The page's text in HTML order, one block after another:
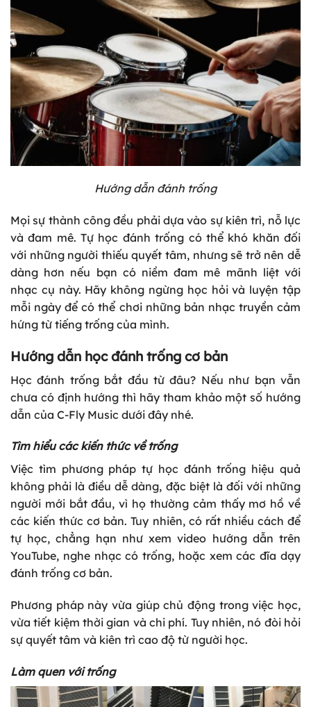
Hướng dẫn đánh trống
Mọi sự thành công đều phải dựa vào sự kiên trì, nỗ lực
và đam mê. Tự học đánh trống có thể khó khăn đối
với những người thiếu quyết tâm, nhưng sẽ trở nên dễ
dàng hơn nếu bạn có niềm đam mê mãnh liệt với
nhạc cụ này. Hãy không ngừng học hỏi và luyện tập
mỗi ngày để có thể chơi những bản nhạc truyền cảm
hứng từ tiếng trống của mình.
Hướng dẫn học đánh trống cơ bản
Học đánh trống bắt đầu từ đâu? Nếu như bạn vẫn
chưa có định hướng thì hãy tham khảo một số hướng
dẫn của C-Fly Music dưới đây nhé.
Tìm hiểu các kiến thức về trống
Việc tìm phương pháp tự học đánh trống hiệu quả
không phải là điều dễ dàng, đặc biệt là đối với những
người mới bắt đầu, vì họ thường cảm thấy mơ hồ về
các kiến thức cơ bản. Tuy nhiên, có rất nhiều cách để
tự học, chẳng hạn như xem video hướng dẫn trên
YouTube, nghe nhạc có trống, hoặc xem các đĩa dạy
đánh trống cơ bản.
Phương pháp này vừa giúp chủ động trong việc học,
vừa tiết kiệm thời gian và chi phí. Tuy nhiên, nó đòi hỏi
sự quyết tâm và kiên trì cao độ từ người học.
Làm quen với trống